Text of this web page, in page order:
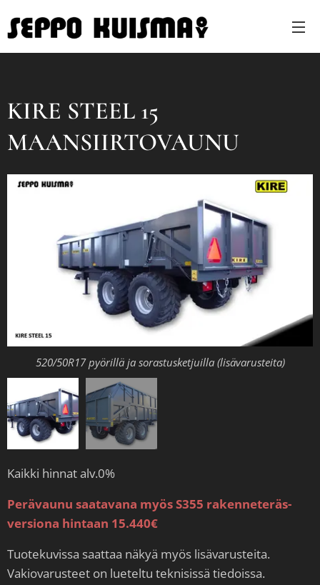
KIRE STEEL 15
MAANSIIRTOVAUNU
520/50R17 pyörillä ja sorastusketjuilla (lisävarusteita)
520/50R17 pyörillä, sorastusketjuilla ja korokelaitasarjalla
(lisävarusteita)
Kaikki hinnat alv.0%
Perävaunu saatavana myös S355 rakenneteräs-
versiona hintaan 15.440€
Tuotekuvissa saattaa näkyä myös lisävarusteita.
Vakiovarusteet on lueteltu teknisissä tiedoissa.